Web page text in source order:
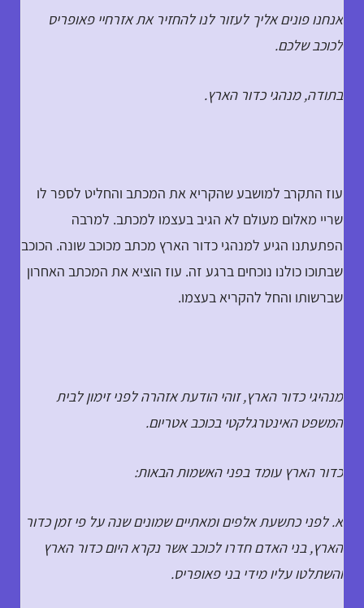
אנחנו פונים אליך לעזור לנו להחזיר את אזרחיי פאופריס
לכוכב שלכם.
בתודה, מנהגי כדור הארץ.
עוז התקרב למושבע שהקריא את המכתב והחליט לספר לו
שריי מאלום מעולם לא הגיב בעצמו למכתב. למרבה
הפתעתנו הגיע למנהגי כדור הארץ מכתב מכוכב שונה. הכוכב
שבתוכו כולנו נוכחים ברגע זה. עוז הוציא את המכתב האחרון
שברשותו והחל להקריא בעצמו.
מנהיגי כדור הארץ, זוהי הודעת אזהרה לפני זימון לבית
המשפט האינטרגלקטי בכוכב אטריום.
כדור הארץ עומד בפני האשמות הבאות:
א. לפני כתשעת אלפים ומאתיים שמונים שנה על פי זמן כדור
הארץ, בני האדם חדרו לכוכב אשר נקרא היום כדור הארץ
והשתלטו עליו מידי בני פאופריס.